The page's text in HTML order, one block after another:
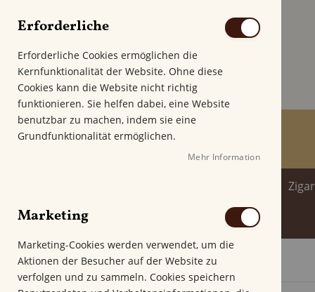
Spirituosenwelt
Startseite Henry Clay War Hawk Corona
Z
Erforderliche
Erforderliche Cookies ermöglichen die
Kernfunktionalität der Website. Ohne diese
Cookies kann die Website nicht richtig
funktionieren. Sie helfen dabei, eine Website
benutzbar zu machen, indem sie eine
Grundfunktionalität ermöglichen.
Mehr Information
Marketing
Marketing-Cookies werden verwendet, um die
Aktionen der Besucher auf der Website zu
verfolgen und zu sammeln. Cookies speichern